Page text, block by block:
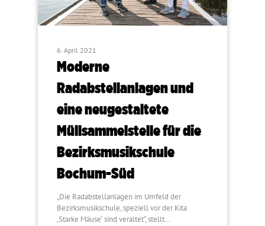
6. April 2021
Moderne
Radabstellanlagen und
eine neugestaltete
Müllsammelstelle für die
Bezirksmusikschule
Bochum-Süd
„Die Radabstellanlagen im Umfeld der
Bezirksmusikschule, speziell vor der Kita
‚Starke Mäuse‘ sind veraltet“, stellt…